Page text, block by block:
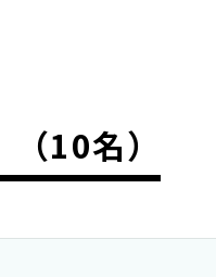
10名）